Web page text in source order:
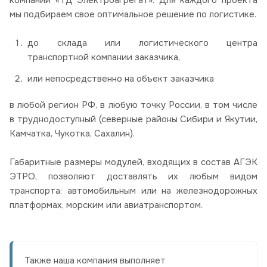
мы подбираем свое оптимальное решение по логистике.
до склада или логистического центра
транспортной компании заказчика,
или непосредственно на объект заказчика
в любой регион РФ, в любую точку России, в том числе
в труднодоступный (северные районы Сибири и Якутии,
Камчатка, Чукотка, Сахалин).
Габаритные размеры модулей, входящих в состав АГЭК
ЭТРО, позволяют доставлять их любым видом
транспорта: автомобильным или на железнодорожных
платформах, морским или авиатранспортом.
Также наша компания выполняет